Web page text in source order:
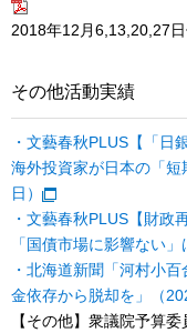
2018年12月6,13,20,27
その他活動実績
・文藝春秋PLUS【「日
海外投資家が日本の「
日）
・文藝春秋PLUS【財政
「国債市場に影響ない
・北海道新聞「河村小
金依存から脱却を」（
【その他】衆議院予算